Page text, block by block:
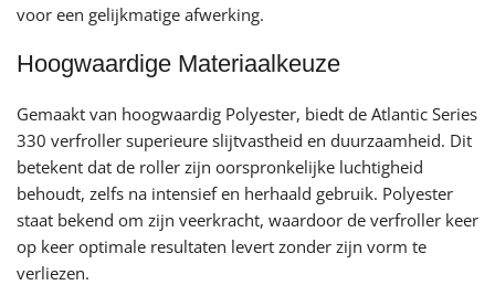
voor een gelijkmatige afwerking.
Hoogwaardige Materiaalkeuze
Gemaakt van hoogwaardig Polyester, biedt de Atlantic Series
330 verfroller superieure slijtvastheid en duurzaamheid. Dit
betekent dat de roller zijn oorspronkelijke luchtigheid
behoudt, zelfs na intensief en herhaald gebruik. Polyester
staat bekend om zijn veerkracht, waardoor de verfroller keer
op keer optimale resultaten levert zonder zijn vorm te
verliezen.